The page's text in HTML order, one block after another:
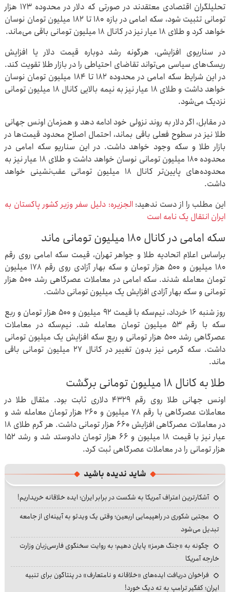
تحلیلگران اقتصادی معتقدند در صورتی که دلار در محدوده ۱۷۳ هزار
تومانی تثبیت شود، سکه امامی در بازه ۱۸۰ تا ۱۸۲ میلیون تومان نوسان
خواهد کرد و طلای ۱۸ عیار نیز در کانال ۱۸ میلیون تومانی باقی می‌ماند.
در سناریوی افزایشی، هرگونه رشد دوباره قیمت دلار یا افزایش
ریسک‌های سیاسی می‌تواند تقاضای احتیاطی را در بازار طلا تقویت کند.
در این شرایط سکه امامی در محدوده ۱۸۲ تا ۱۸۴ میلیون تومان نوسان
خواهد داشت و طلای ۱۸ عیار نیز به نیمه بالایی کانال ۱۸ میلیون تومانی
نزدیک می‌شود.
در مقابل، اگر دلار به روند نزولی خود ادامه دهد و همزمان اونس جهانی
طلا نیز در سطوح فعلی باقی بماند، احتمال اصلاح محدود قیمت‌ها در
بازار طلا و سکه وجود خواهد داشت. در این سناریو سکه امامی در
محدوده ۱۸۰ میلیون تومانی نوسان خواهد داشت و طلای ۱۸ عیار نیز به
محدوده‌های پایین‌تر کانال ۱۸ میلیون تومانی عقب‌نشینی خواهد
داشت.
این مطلب را از دست ندهید:الجزیره: دلیل سفر وزیر کشور پاکستان به
ایران انتقال یک نامه است
سکه امامی در کانال ۱۸۰ میلیون تومانی ماند
براساس اعلام اتحادیه طلا و جواهر تهران، قیمت سکه امامی روی رقم
۱۸۰ میلیون و ۵۰۰ هزار تومان و سکه بهار آزادی روی رقم ۱۷۸ میلیون
تومان معامله شدند. سکه امامی در معاملات عصرگاهی رشد ۵۰۰ هزار
تومانی و سکه بهار آزادی افزایش یک میلیون تومانی داشت.
روز شنبه ۱۶ خرداد، نیم‌سکه با قیمت ۹۲ میلیون و ۵۰۰ هزار تومان و ربع
سکه با رقم ۵۳ میلیون تومان معامله شد. نیم‌سکه در معاملات
عصرگاهی رشد ۵۰۰ هزار تومانی و ربع سکه افزایش یک میلیون تومانی
داشت. سکه گرمی نیز بدون تغییر در کانال ۲۷ میلیون تومانی باقی
ماند.
طلا به کانال ۱۸ میلیون تومانی برگشت
اونس جهانی طلا روی رقم ۴۳۲۹ دلاری ثابت بود. مثقال طلا در
معاملات عصرگاهی با رقم ۷۸ میلیون و ۲۶۰ هزار تومان معامله شد و
در معاملات عصرگاهی افزایش ۶۶۰ هزار تومانی داشت. هر گرم طلای ۱۸
عیار نیز با قیمت ۱۸ میلیون و ۶۶ هزار تومان دادوستد شد و رشد ۱۵۲
هزار تومانی را در معاملات عصرگاهی ثبت کرد.
شاید ندیده باشید
آشکارترین اعتراف آمریکا به شکست در برابر ایران؛ ایده خلاقانه خریداریم!
مجتبی شکوری در راهپیمایی اربعین؛ وقتی یک ویدئو به آیینه‌ای از جامعه
تبدیل می‌شود
چگونه به «جنگ هرمز» پایان دهیم؛ به روایت سخنگوی فارسی‌زبان وزارت
خارجه آمریکا
فراخوان دریافت ایده‌های «خلاقانه و نامتعارف» در پنتاگون برای تنبیه
ایران؛ کفگیر ترامپ به ته دیگ خورد!